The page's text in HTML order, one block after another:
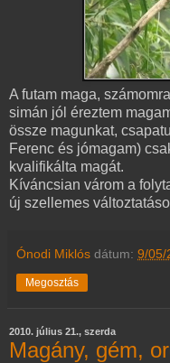
A futam maga,
simán jól éreztem
össze magunkat,
Ferenc és jómagam)
kvalifikálta magát.
Kíváncsian várom a
új szellemes
Ónodi Miklós dátum: 9/05/
Megosztás
2010. július 21., szerda
Magány, gém,